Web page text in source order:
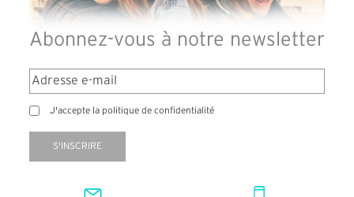
Abonnez-vous à notre newsletter
J'accepte la politique de confidentialité
S'INSCRIRE